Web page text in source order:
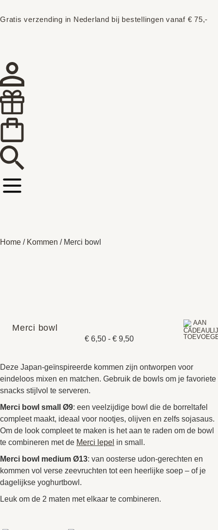
Gratis verzending in Nederland bij bestellingen vanaf € 75,-
Home / Kommen / Merci bowl
Merci bowl
€6,50 - €9,50
Deze Japan-geïnspireerde kommen zijn ontworpen voor
eindeloos mixen en matchen. Gebruik de bowls om je favoriete
snacks stijlvol te serveren.
Merci bowl small Ø9: een veelzijdige bowl die de borreltafel
compleet maakt, ideaal voor nootjes, olijven en zelfs sojasaus.
Om de look compleet te maken is het aan te raden om de bowl
te combineren met de Merci lepel in small.
Merci bowl medium Ø13: van oosterse udon-gerechten en
kommen vol verse zeevruchten tot een heerlijke soep – of je
dagelijkse yoghurtbowl.
Leuk om de 2 maten met elkaar te combineren.